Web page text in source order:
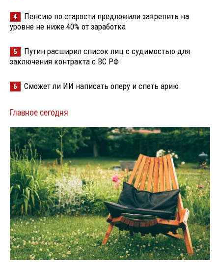
4
Пенсию по старости предложили закрепить на
уровне не ниже 40% от заработка
5
Путин расширил список лиц с судимостью для
заключения контракта с ВС РФ
6 Сможет ли ИИ написать оперу и спеть арию
Главное сегодня